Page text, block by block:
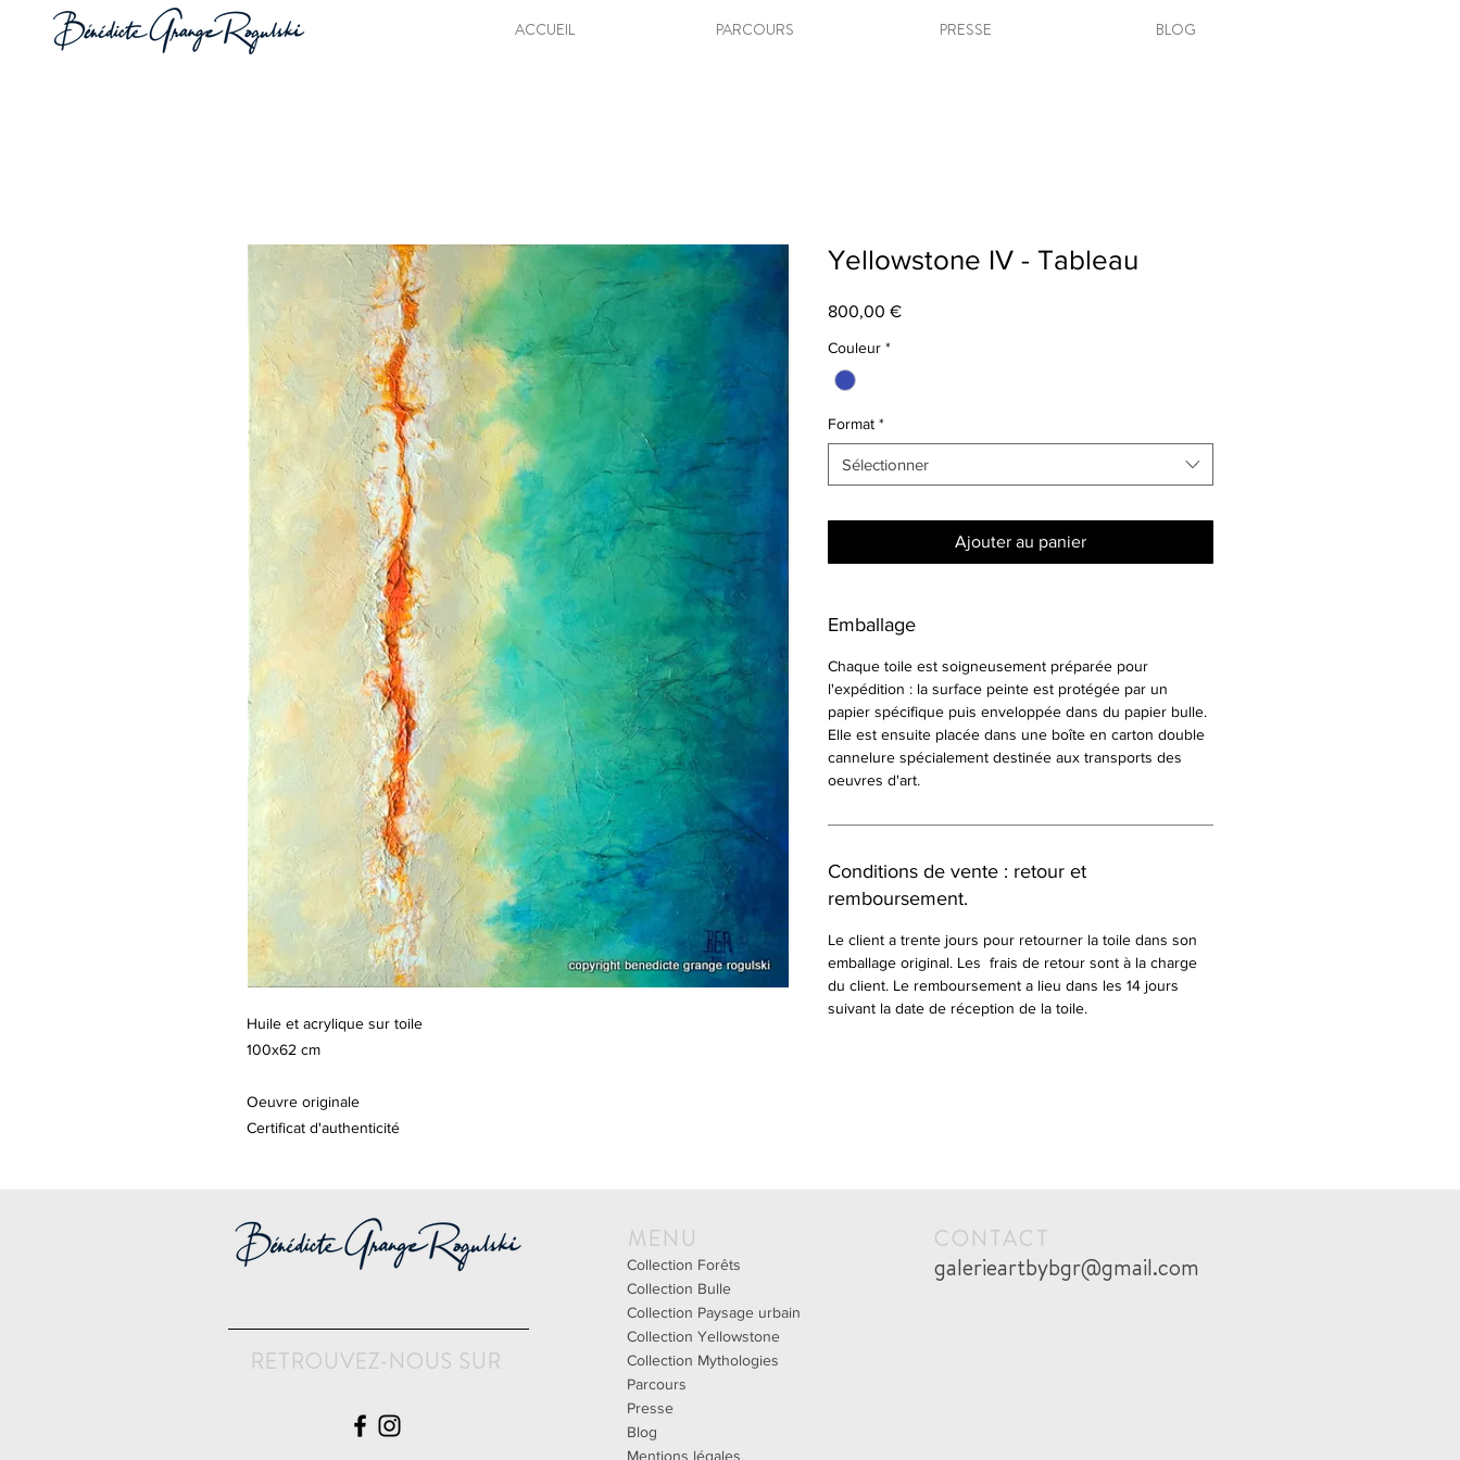
ACCUEIL PARCOURS PRESSE BLOG
Huile et acrylique sur toile
100x62 cm
Oeuvre originale
Certificat d'authenticité
Yellowstone IV - Tableau
800,00 €Prix
Couleur *
Format *
Sélectionner
Ajouter au panier
Emballage
Chaque toile est soigneusement préparée pour
l'expédition : la surface peinte est protégée par un
papier spécifique puis enveloppée dans du papier bulle.
Elle est ensuite placée dans une boîte en carton double
cannelure spécialement destinée aux transports des
oeuvres d'art.
Conditions de vente : retour et
remboursement.
Le client a trente jours pour retourner la toile dans son
emballage original. Les frais de retour sont à la charge
du client. Le remboursement a lieu dans les 14 jours
suivant la date de réception de la toile.
RETROUVEZ-NOUS SUR
MENU
Collection Forêts
Collection Bulle
Collection Paysage urbain
Collection Yellowstone
Collection Mythologies
Parcours
Presse
Blog
Mentions légales
CONTACT
galerieartbybgr@gmail.com